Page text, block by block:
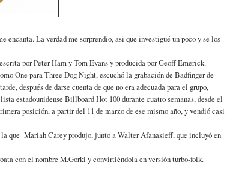
encanta. La verdad me sorprendio, asi que investigué un poco y se los
por Peter Ham y Tom Evans y producida por Geoff Emerick.
One para Three Dog Night, escuchó la grabación de Badfinger de
después de darse cuenta de que no era adecuada para el grupo,
estadounidense Billboard Hot 100 durante cuatro semanas, desde el
posición, a partir del 11 de marzo de ese mismo año, y vendió casi
que Mariah Carey produjo, junto a Walter Afanasieff, que incluyó en
con el nombre M.Gorki y convirtiéndola en versión turbo-folk.